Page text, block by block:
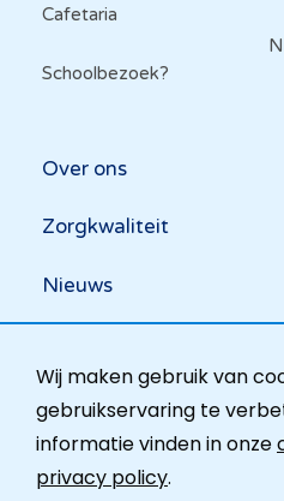
Wij maken gebruik van
gebruikservaring te
informatie vinden in onze
privacy policy.
Cafetaria
Schoolbezoek?
Top
menu
Over ons
Zorgkwaliteit
Nieuws
Ombudsdienst